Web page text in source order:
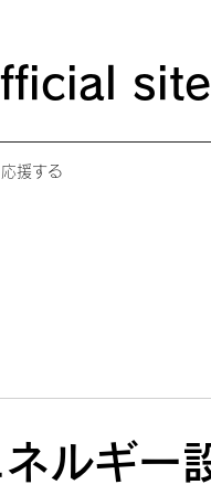
site
応援する
ルギー